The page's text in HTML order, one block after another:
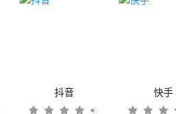
抖音 快手